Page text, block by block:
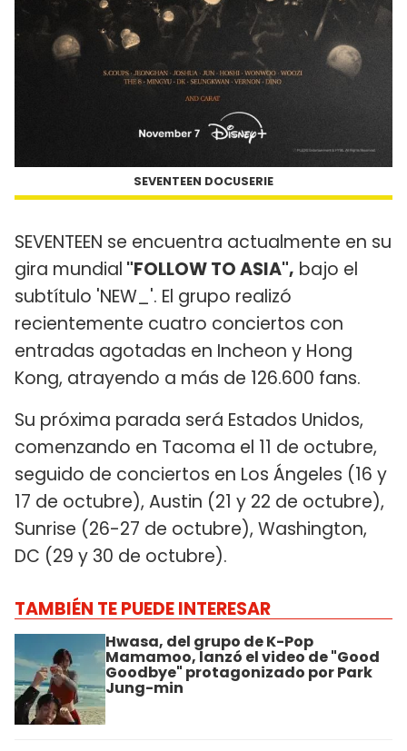
SEVENTEEN DOCUSERIE
SEVENTEEN se encuentra actualmente en su
gira mundial "FOLLOW TO ASIA", bajo el
subtítulo 'NEW_'. El grupo realizó
recientemente cuatro conciertos con
entradas agotadas en Incheon y Hong
Kong, atrayendo a más de 126.600 fans.
Su próxima parada será Estados Unidos,
comenzando en Tacoma el 11 de octubre,
seguido de conciertos en Los Ángeles (16 y
17 de octubre), Austin (21 y 22 de octubre),
Sunrise (26-27 de octubre), Washington,
DC (29 y 30 de octubre).
TAMBIÉN TE PUEDE INTERESAR
Hwasa, del grupo de K-Pop
Mamamoo, lanzó el video de "Good
Goodbye" protagonizado por Park
Jung-min